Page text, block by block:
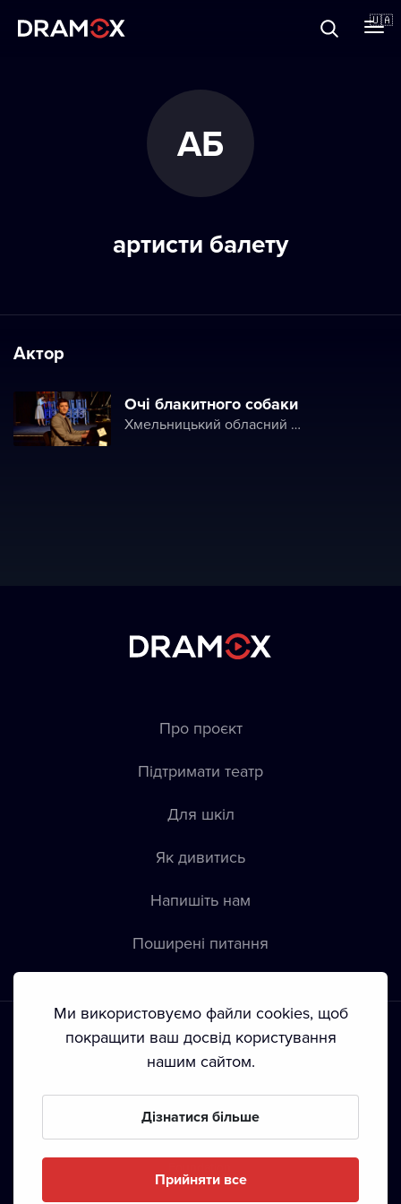
🇺🇦
Зареєструватися
АБ
артисти балету
Актор
Очі блакитного собаки
Хмельницький обласний академічний музично-драматичний театр ім. М. Старицького
Про проєкт
Підтримати театр
Для шкіл
Як дивитись
Напишіть нам
Пoширені питання
Положення й умови • Конфіденційність • Автoрські права
Ми використовуємо файли cookies, щоб
покращити ваш досвід користування
нашим сайтом.
Дізнатися більше
Прийняти все